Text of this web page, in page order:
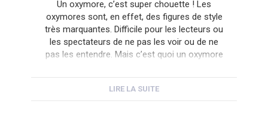
Un oxymore, c’est super chouette ! Les
oxymores sont, en effet, des figures de style
très marquantes. Difficile pour les lecteurs ou
les spectateurs de ne pas les voir ou de ne
pas les entendre. Mais c’est quoi un oxymore
LIRE LA SUITE